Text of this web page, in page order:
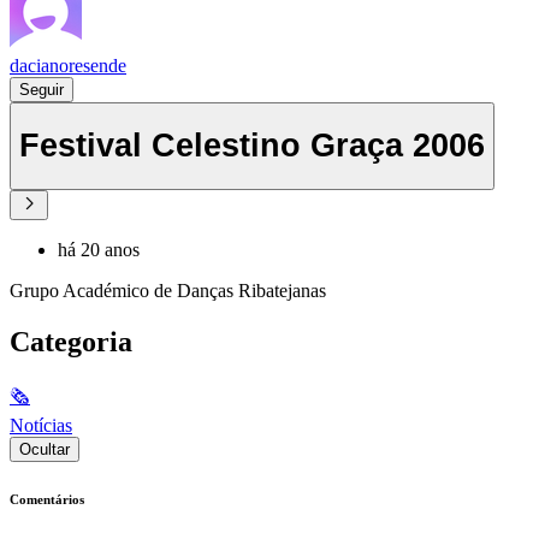
dacianoresende
Seguir
Festival Celestino Graça 2006
há 20 anos
Grupo Académico de Danças Ribatejanas
Categoria
🗞
Notícias
Ocultar
Comentários